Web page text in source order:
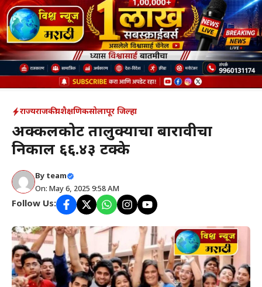
राज्यराजकीयशैक्षणिकसोलापूर जिल्हा
अक्कलकोट तालुक्याचा बारावीचा
निकाल ६६.४३ टक्के
By team
On: May 6, 2025 9:58 AM
Follow Us: